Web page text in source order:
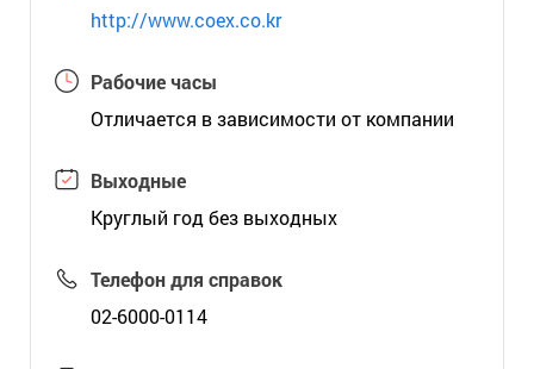
http://www.coex.co.kr
Рабочие часы
Отличается в зависимости от компании
Выходные
Круглый год без выходных
Телефон для справок
02-6000-0114